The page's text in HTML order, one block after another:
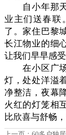
自小年那天
业主们送春联
了。家住巴黎
长江物业的细
让我们早早感
在小区广场
灯，处处洋溢
净整洁，夜幕
火红的灯笼相
比欣喜与舒畅